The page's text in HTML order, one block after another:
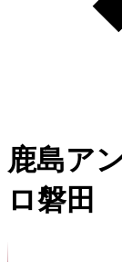
鹿島ア
ロ磐田